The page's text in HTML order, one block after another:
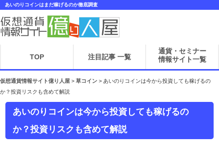
あいのりコインはまだ稼げるのか徹底調査
TOP 注目記事 一覧
通貨・セミナー
情報サイト一覧
仮想通貨情報サイト億り人屋 > 草コイン > あいのりコインは今から投資しても稼げるの
か？投資リスクも含めて解説
あいのりコインは今から投資しても稼げるの
か？投資リスクも含めて解説